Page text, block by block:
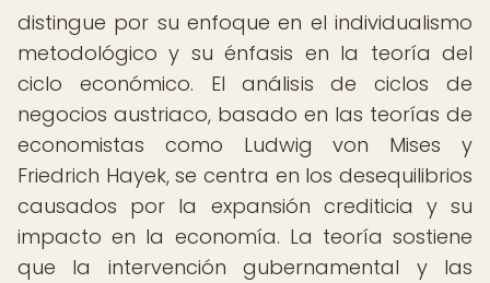
distingue por su enfoque en el individualismo
metodológico y su énfasis en la teoría del
ciclo económico. El análisis de ciclos de
negocios austriaco, basado en las teorías de
economistas como Ludwig von Mises y
Friedrich Hayek, se centra en los desequilibrios
causados por la expansión crediticia y su
impacto en la economía. La teoría sostiene
que la intervención gubernamental y las